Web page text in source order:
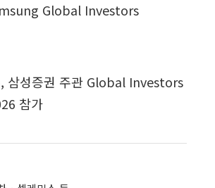
Global Investors
삼성증권 주관 Global Investors
참가